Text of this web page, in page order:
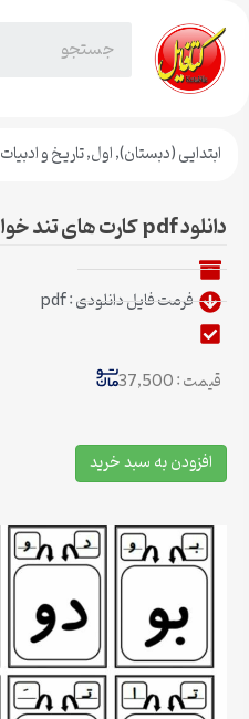
ابتدایی (دبستان),اول,تاریخ و ادبیات
دانلود pdf کارت های تند خوانی پایه اول دبستان
فرمت فایل دانلودی : pdf
قیمت : 37,500
افزودن به سبد خرید